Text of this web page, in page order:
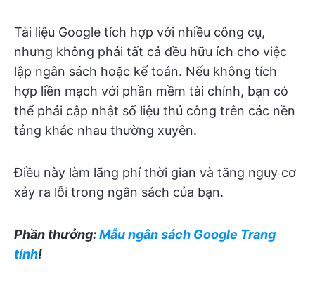
Tài liệu Google tích hợp với nhiều công cụ,
nhưng không phải tất cả đều hữu ích cho việc
lập ngân sách hoặc kế toán. Nếu không tích
hợp liền mạch với phần mềm tài chính, bạn có
thể phải cập nhật số liệu thủ công trên các nền
tảng khác nhau thường xuyên.
Điều này làm lãng phí thời gian và tăng nguy cơ
xảy ra lỗi trong ngân sách của bạn.
Phần thưởng:Mẫu ngân sách Google Trang
tính!